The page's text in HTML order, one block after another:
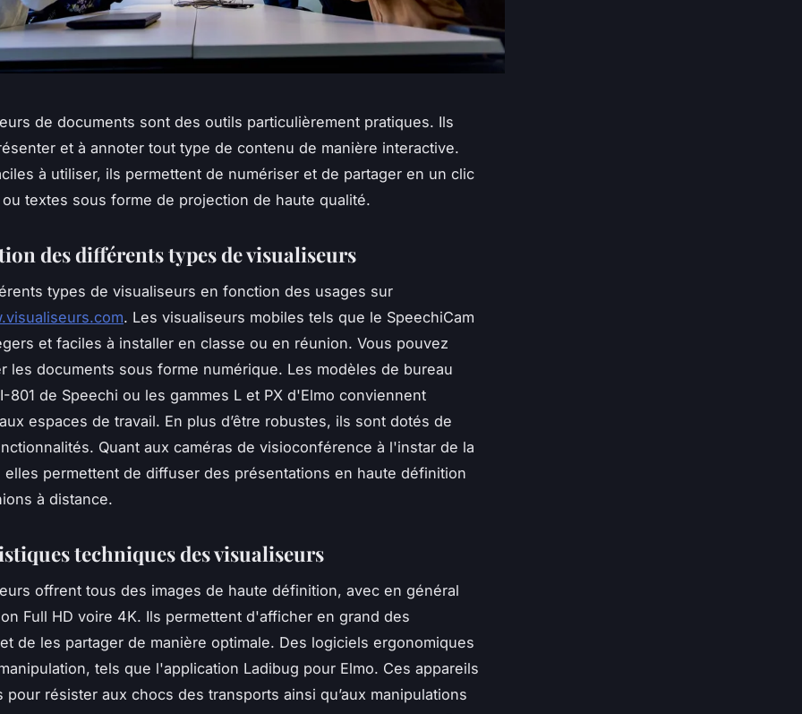
de documents sont des outils particulièrement pratiques. Ils
et à annoter tout type de contenu de manière interactive.
à utiliser, ils permettent de numériser et de partager en un clic
textes sous forme de projection de haute qualité.
des différents types de visualiseurs
types de visualiseurs en fonction des usages sur
. Les visualiseurs mobiles tels que le SpeechiCam
et faciles à installer en classe ou en réunion. Vous pouvez
les documents sous forme numérique. Les modèles de bureau
801 de Speechi ou les gammes L et PX d'Elmo conviennent
espaces de travail. En plus d’être robustes, ils sont dotés de
Quant aux caméras de visioconférence à l'instar de la
elles permettent de diffuser des présentations en haute définition
à distance.
techniques des visualiseurs
offrent tous des images de haute définition, avec en général
Full HD voire 4K. Ils permettent d'afficher en grand des
de les partager de manière optimale. Des logiciels ergonomiques
tels que l'application Ladibug pour Elmo. Ces appareils
pour résister aux chocs des transports ainsi qu’aux manipulations